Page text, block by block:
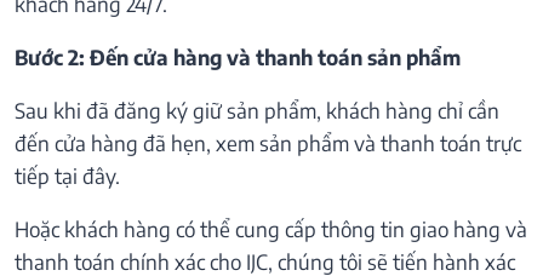
Bước 2: Đến cửa hàng và thanh toán sản phẩm
Sau khi đã đăng ký giữ sản phẩm, khách hàng chỉ cần
đến cửa hàng đã hẹn, xem sản phẩm và thanh toán trực
tiếp tại đây.
Hoặc khách hàng có thể cung cấp thông tin giao hàng và
thanh toán chính xác cho IJC, chúng tôi sẽ tiến hành xác